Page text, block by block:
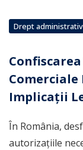
Drept
Implicații
În România,
autorizațiile